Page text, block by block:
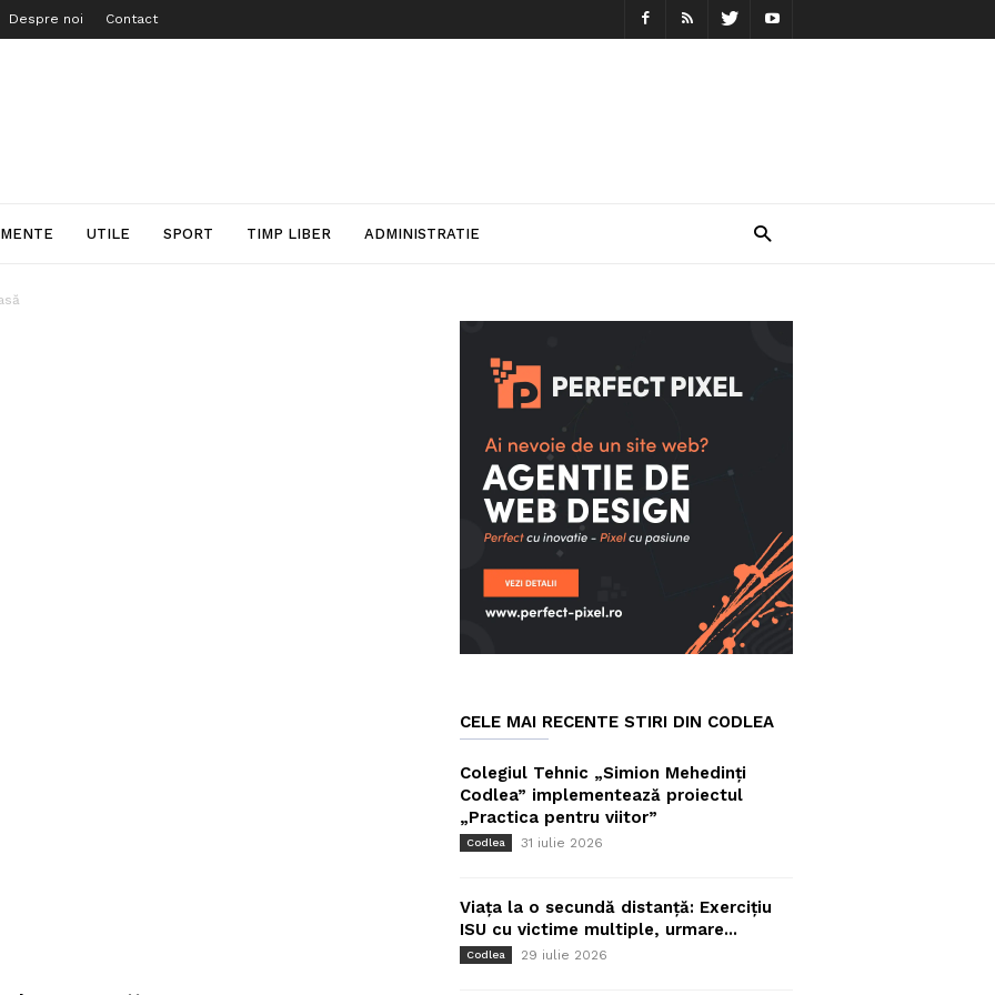
Despre noi Contact
UTILE SPORT TIMP LIBER ADMINISTRATIE
CELE MAI RECENTE STIRI DIN CODLEA
Colegiul Tehnic „Simion Mehedinți
Codlea” implementează proiectul
„Practica pentru viitor”
Codlea 31 iulie 2026
Viața la o secundă distanță: Exercițiu
ISU cu victime multiple, urmare...
Codlea 29 iulie 2026